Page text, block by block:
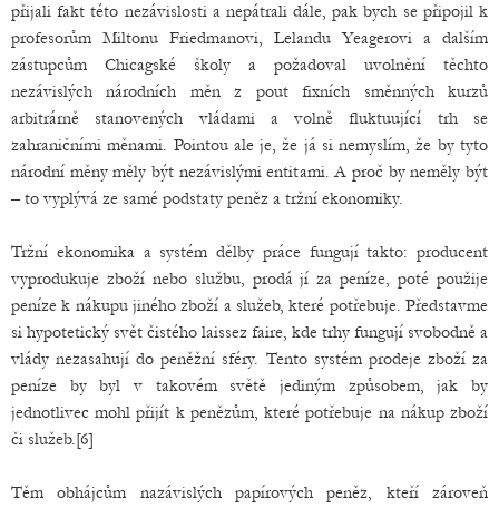
přijali fakt této nezávislosti a nepátrali dále, pak bych se připojil k
profesorům Miltonu Friedmanovi, Lelandu Yeagerovi a dalším
zástupcům Chicagské školy a požadoval uvolnění těchto
nezávislých národních měn z pout fixních směnných kurzů
arbitrárně stanovených vládami a volně fluktuující trh se
zahraničními měnami. Pointou ale je, že já si nemyslím, že by tyto
národní měny měly být nezávislými entitami. A proč by neměly být
– to vyplývá ze samé podstaty peněz a tržní ekonomiky.
Tržní ekonomika a systém dělby práce fungují takto: producent
vyprodukuje zboží nebo službu, prodá jí za peníze, poté použije
peníze k nákupu jiného zboží a služeb, které potřebuje. Představme
si hypotetický svět čistého laissez faire, kde trhy fungují svobodně a
vlády nezasahují do peněžní sféry. Tento systém prodeje zboží za
peníze by byl v takovém světě jediným způsobem, jak by
jednotlivec mohl přijít k penězům, které potřebuje na nákup zboží
či služeb.[6]
Těm obhájcům nazávislých papírových peněz, kteří zároveň